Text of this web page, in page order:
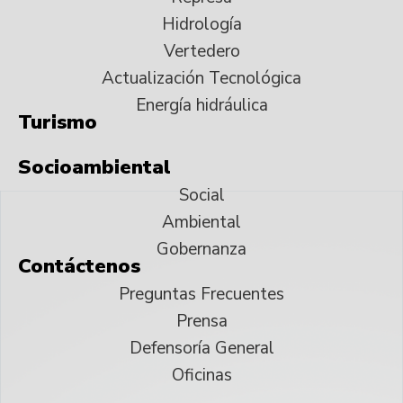
Hidrología
Vertedero
Actualización Tecnológica
Energía hidráulica
Turismo
Socioambiental
Social
Ambiental
Gobernanza
Contáctenos
Preguntas Frecuentes
Prensa
Defensoría General
Oficinas